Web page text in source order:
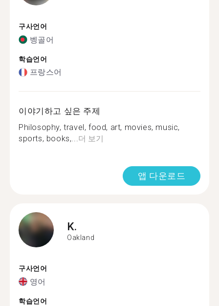
구사언어
벵골어
학습언어
프랑스어
이야기하고 싶은 주제
Philosophy, travel, food, art, movies, music,
sports, books,...더 보기
앱 다운로드
K.
Oakland
구사언어
영어
학습언어